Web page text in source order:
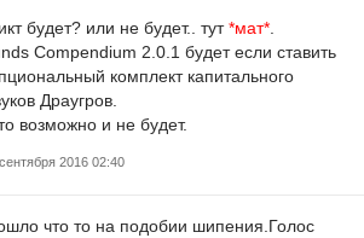
будет? или не будет.. тут*мат*.
Compendium 2.0.1 будет если ставить
комплект капитального
Драугров.
возможно и не будет.
2016 02:40
что то на подобии шипения.Голос